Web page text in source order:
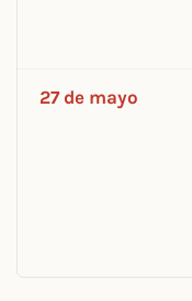
27 de mayo